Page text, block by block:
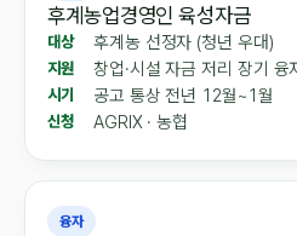
후계농업경영인 육성자금
대상 후계농 선정자 (청년 우대)
지원 창업·시설 자금 저리 장기 융
시기 공고 통상 전년 12월~1월
신청 AGRIX · 농협
융자